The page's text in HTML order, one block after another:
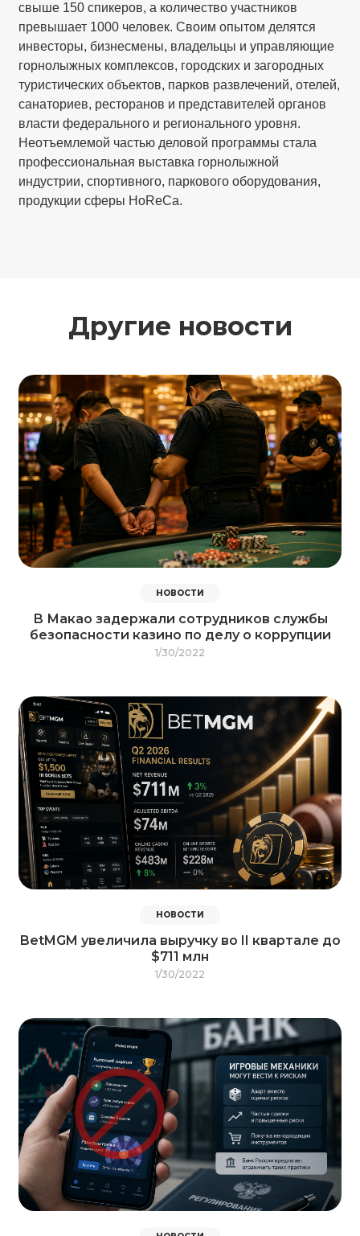
свыше 150 спикеров, а количество участников
превышает 1000 человек. Своим опытом делятся
инвесторы, бизнесмены, владельцы и управляющие
горнолыжных комплексов, городских и загородных
туристических объектов, парков развлечений, отелей,
санаториев, ресторанов и представителей органов
власти федерального и регионального уровня.
Неотъемлемой частью деловой программы стала
профессиональная выставка горнолыжной
индустрии, спортивного, паркового оборудования,
продукции сферы HoReCa.
Другие новости
НОВОСТИ
В Макао задержали сотрудников службы
безопасности казино по делу о коррупции
1/30/2022
НОВОСТИ
BetMGM увеличила выручку во II квартале до
$711 млн
1/30/2022